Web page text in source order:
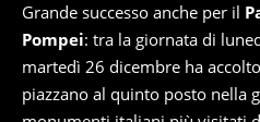
Grande successo anche per il
Pompei: tra la giornata di
martedì 26 dicembre ha
piazzano al quinto posto nella